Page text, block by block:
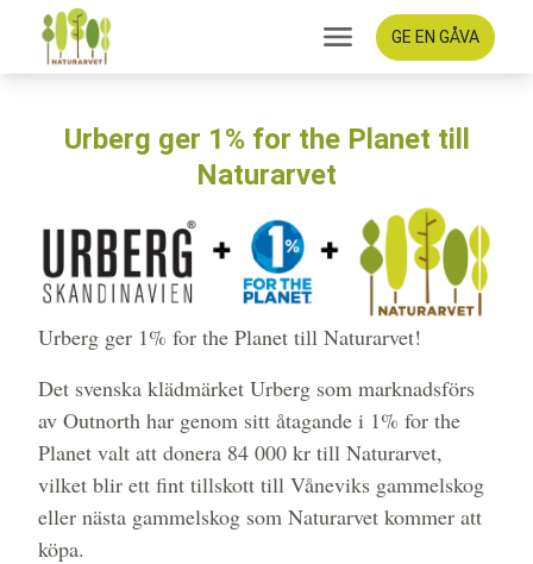
GE EN GÅVA
Urberg ger 1% for the Planet till
Naturarvet
Urberg ger 1% for the Planet till Naturarvet!
Det svenska klädmärket Urberg som marknadsförs
av Outnorth har genom sitt åtagande i 1% for the
Planet valt att donera 84 000 kr till Naturarvet,
vilket blir ett fint tillskott till Våneviks gammelskog
eller nästa gammelskog som Naturarvet kommer att
köpa.